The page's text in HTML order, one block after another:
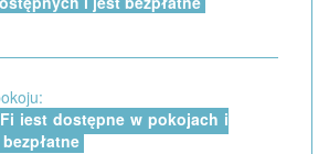
jest dostępne w pokojach i